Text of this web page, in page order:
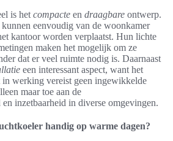
is het compacte en draagbare ontwerp.
eenvoudig van de woonkamer
kantoor worden verplaatst. Hun lichte
maken het mogelijk om ze
dat er veel ruimte nodig is. Daarnaast
een interessant aspect, want het
in werking vereist geen ingewikkelde
maar toe aan de
inzetbaarheid in diverse omgevingen.
handig op warme dagen?